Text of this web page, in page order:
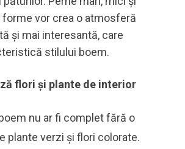
vor crea o atmosferă
și mai interesantă, care
stilului boem.
flori și plante de interior
nu ar fi complet fără o
plante verzi și flori colorate.